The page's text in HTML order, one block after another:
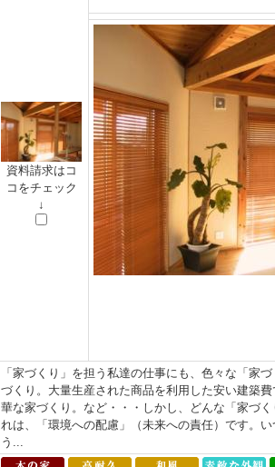
資料請求はコ
コをチェック
↓
「家づくり」を担う私達の仕事にも、色々な「家
づくり。大量生産された商品を利用した安い建築
華な家づくり。など・・・しかし、どんな「家づ
れは、「環境への配慮」（未来への責任）です。
う...